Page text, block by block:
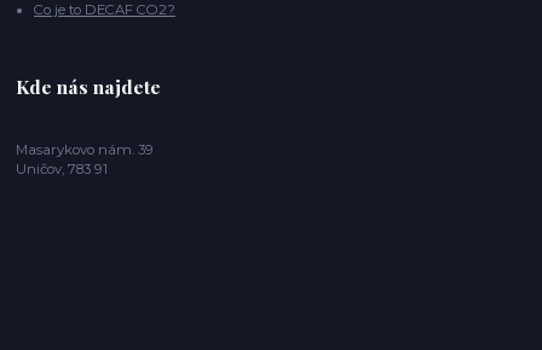
Co je to DECAF CO2?
Kde nás najdete
Masarykovo nám. 39
Uničov, 783 91